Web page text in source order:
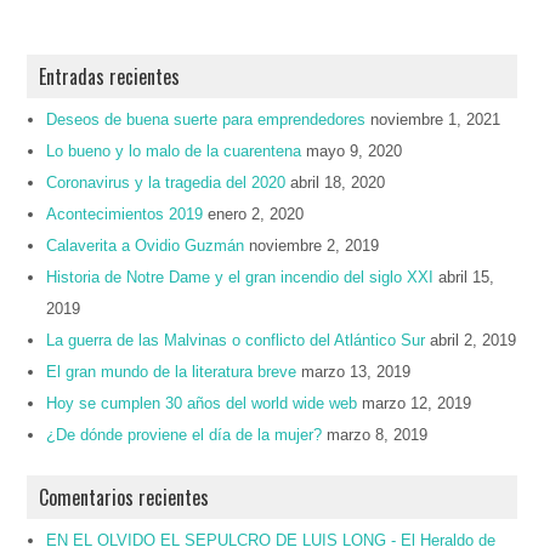
Entradas recientes
Deseos de buena suerte para emprendedores noviembre 1, 2021
Lo bueno y lo malo de la cuarentena mayo 9, 2020
Coronavirus y la tragedia del 2020 abril 18, 2020
Acontecimientos 2019 enero 2, 2020
Calaverita a Ovidio Guzmán noviembre 2, 2019
Historia de Notre Dame y el gran incendio del siglo XXI
abril 15,
2019
La guerra de las Malvinas o conflicto del Atlántico Sur abril 2, 2019
El gran mundo de la literatura breve marzo 13, 2019
Hoy se cumplen 30 años del world wide web marzo 12, 2019
¿De dónde proviene el día de la mujer? marzo 8, 2019
Comentarios recientes
EN EL OLVIDO EL SEPULCRO DE LUIS LONG - El Heraldo de